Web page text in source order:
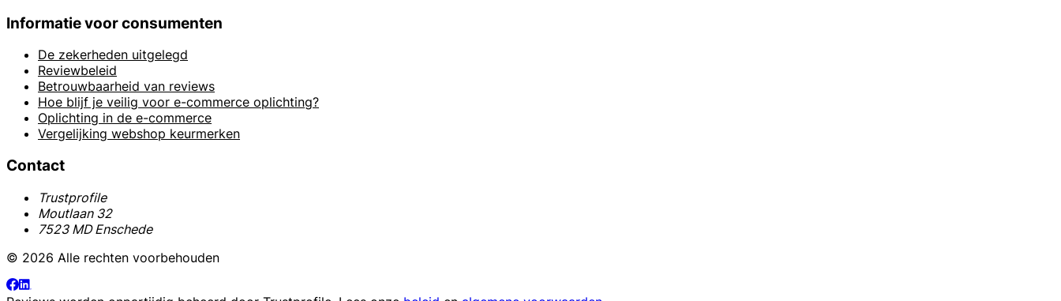
Informatie voor consumenten
De zekerheden uitgelegd
Reviewbeleid
Betrouwbaarheid van reviews
Hoe blijf je veilig voor e-commerce oplichting?
Oplichting in de e-commerce
Vergelijking webshop keurmerken
Contact
Trustprofile
Moutlaan 32
7523 MD Enschede
© 2026 Alle rechten voorbehouden